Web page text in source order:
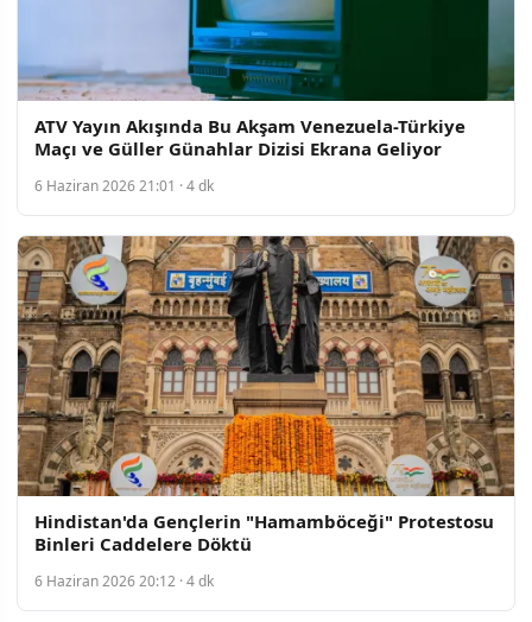
ATV Yayın Akışında Bu Akşam Venezuela-Türkiye
Maçı ve Güller Günahlar Dizisi Ekrana Geliyor
6 Haziran 2026 21:01 · 4 dk
Hindistan'da Gençlerin "Hamamböceği" Protestosu
Binleri Caddelere Döktü
6 Haziran 2026 20:12 · 4 dk